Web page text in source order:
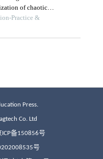
Press.
Co. Ltd
ICP备150856号
号